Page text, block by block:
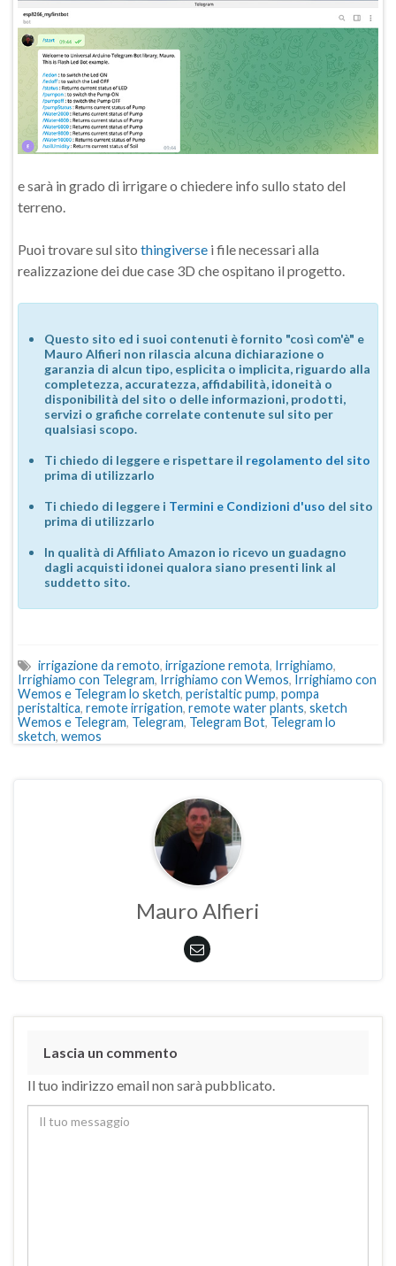
e sarà in grado di irrigare o chiedere info sullo stato del
terreno.
Puoi trovare sul sito thingiverse i file necessari alla
realizzazione dei due case 3D che ospitano il progetto.
Questo sito ed i suoi contenuti è fornito "così com'è" e
Mauro Alfieri non rilascia alcuna dichiarazione o
garanzia di alcun tipo, esplicita o implicita, riguardo alla
completezza, accuratezza, affidabilità, idoneità o
disponibilità del sito o delle informazioni, prodotti,
servizi o grafiche correlate contenute sul sito per
qualsiasi scopo.
Ti chiedo di leggere e rispettare il regolamento del sito
prima di utilizzarlo
Ti chiedo di leggere i Termini e Condizioni d'uso del sito
prima di utilizzarlo
In qualità di Affiliato Amazon io ricevo un guadagno
dagli acquisti idonei qualora siano presenti link al
suddetto sito.
irrigazione da remoto, irrigazione remota, Irrighiamo,
Irrighiamo con Telegram, Irrighiamo con Wemos, Irrighiamo con
Wemos e Telegram lo sketch, peristaltic pump, pompa
peristaltica, remote irrigation, remote water plants, sketch
Wemos e Telegram, Telegram, Telegram Bot, Telegram lo
sketch, wemos
Mauro Alfieri
Lascia un commento
Il tuo indirizzo email non sarà pubblicato.